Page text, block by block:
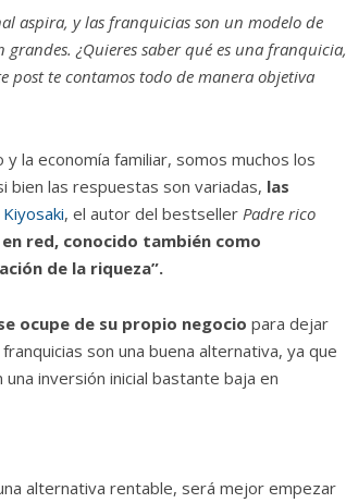
aspira, y las franquicias son un modelo de
¿Quieres saber qué es una franquicia,
post te contamos todo de manera objetiva
la economía familiar, somos muchos los
bien las respuestas son variadas, las
, el autor del bestseller Padre rico
red, conocido también como
de la riqueza”.
ocupe de su propio negocio para dejar
son una buena alternativa, ya que
inversión inicial bastante baja en
alternativa rentable, será mejor empezar